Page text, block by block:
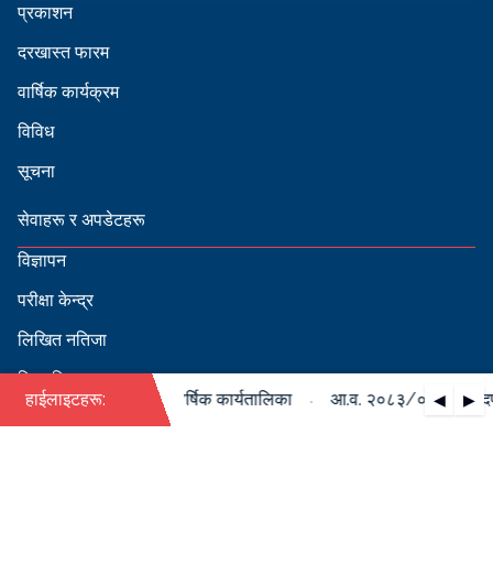
प्रकाशन
दरखास्त फारम
वार्षिक कार्यक्रम
विविध
सूचना
सेवाहरू र अपडेटहरू
विज्ञापन
परीक्षा केन्द्र
लिखित नतिजा
सिफारिस
हाईलाइटहरू: ◀ ▶
को पदपूर्ति सम्बन्धी वार्षिक कार्यतालिका आ.व. २०८३/०८४ को